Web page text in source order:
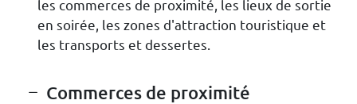
les commerces de proximité, les lieux de sortie
en soirée, les zones d'attraction touristique et
les transports et dessertes.
Commerces de proximité